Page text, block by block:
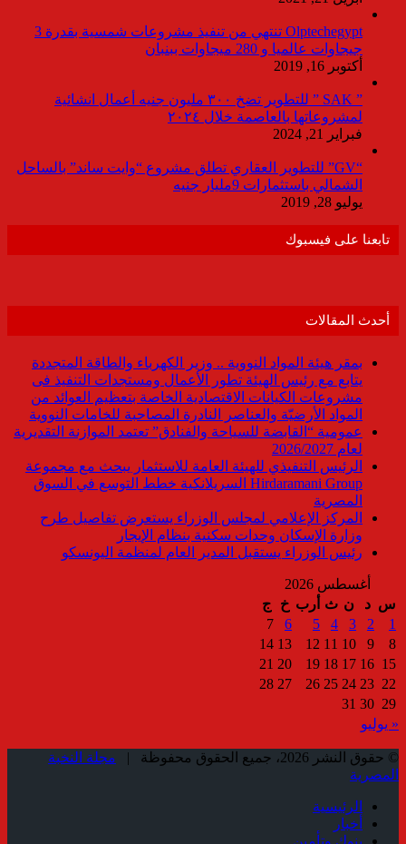
Olptechegypt تنتهي من تنفيذ مشروعات شمسية بقدرة 3
جيجاوات عالميا و 280 ميجاوات ببنبان
أكتوبر 16, 2019
” SAK ” للتطوير تضخ ٣٠٠ مليون جنيه أعمال انشائية
لمشروعاتها بالعاصمة خلال ٢٠٢٤
فبراير 21, 2024
“GV” للتطوير العقاري تطلق مشروع “وايت ساند” بالساحل
الشمالي باستثمارات 9مليار جنيه
يوليو 28, 2019
تابعنا على فيسبوك
أحدث المقالات
بمقر هيئة المواد النووية .. وزير الكهرباء والطاقة المتجددة
يتابع مع رئيس الهيئة تطور الأعمال ومستجدات التنفيذ فى
مشروعات الكيانات الاقتصادية الخاصة بتعظيم العوائد من
المواد الأرضيّة والعناصر النادرة المصاحبة للخامات النووية
عمومية “القابضة للسياحة والفنادق” تعتمد الموازنة التقديرية
لعام 2026/2027
الرئيس التنفيذي للهيئة العامة للاستثمار يبحث مع مجموعة
Hirdaramani Group السريلانكية خطط التوسع في السوق
المصرية
المركز الإعلامي لمجلس الوزراء يستعرض تفاصيل طرح
وزارة الإسكان وحدات سكنية بنظام الإيجار
رئيس الوزراء يستقبل المدير العام لمنظمة اليونسكو
أغسطس 2026
س د ن ث أرب خ
ج
1
2
3
4
5
6
7
8
9
10
11
12
13
14
15
16
17
18
19
20
21
22
23
24
25
26
27
28
29
30
31
« يوليو
© حقوق النشر 2026، جميع الحقوق محفوظة |
مجلة النخبة
المصرية
الرئيسية
أخبار
بنوك وتأمين